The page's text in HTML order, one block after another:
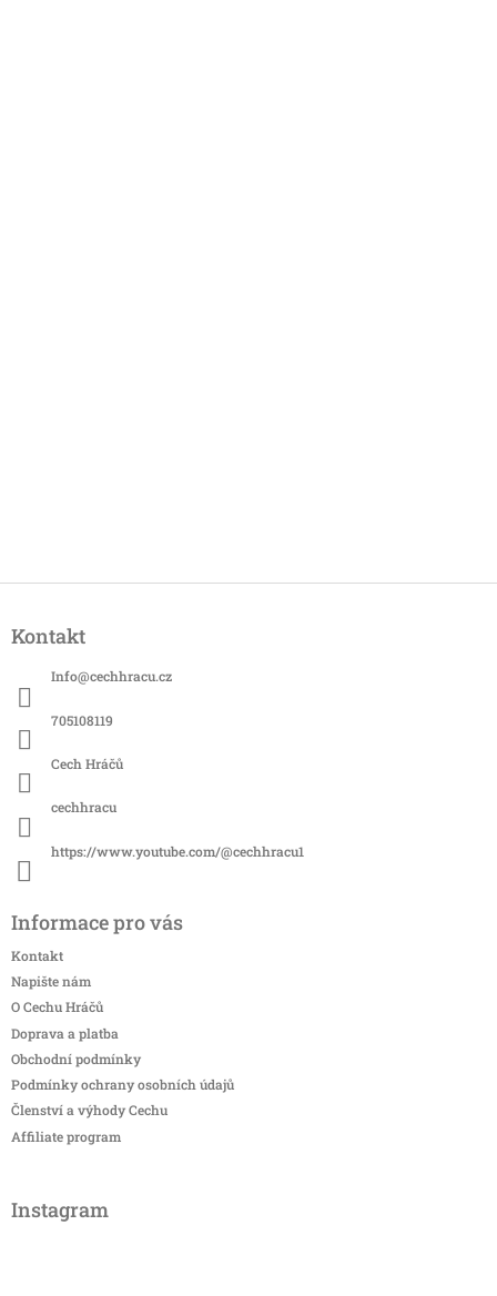
pKontakt
Info@cechhracu.cz
705108119
Cech Hráčů
cechhracu
https://www.youtube.com/@cechhracu1
Informace pro vás
Kontakt
Napište nám
O Cechu Hráčů
Doprava a platba
Obchodní podmínky
Podmínky ochrany osobních údajů
Členství a výhody Cechu
Affiliate program
Instagram